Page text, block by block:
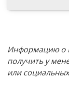
Информацию о
получить у
или